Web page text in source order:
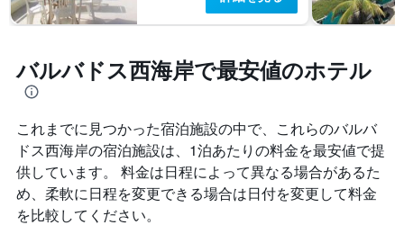
バルバドス西海岸で最安値のホテル
これまでに見つかった宿泊施設の中で、これらのバルバ
ドス西海岸​の宿泊施設は、1泊あたりの料金を最安値で提
供しています。 料金は日程によって異なる場合があるた
め、柔軟に日程を変更できる場合は日付を変更して料金
を比較してください。